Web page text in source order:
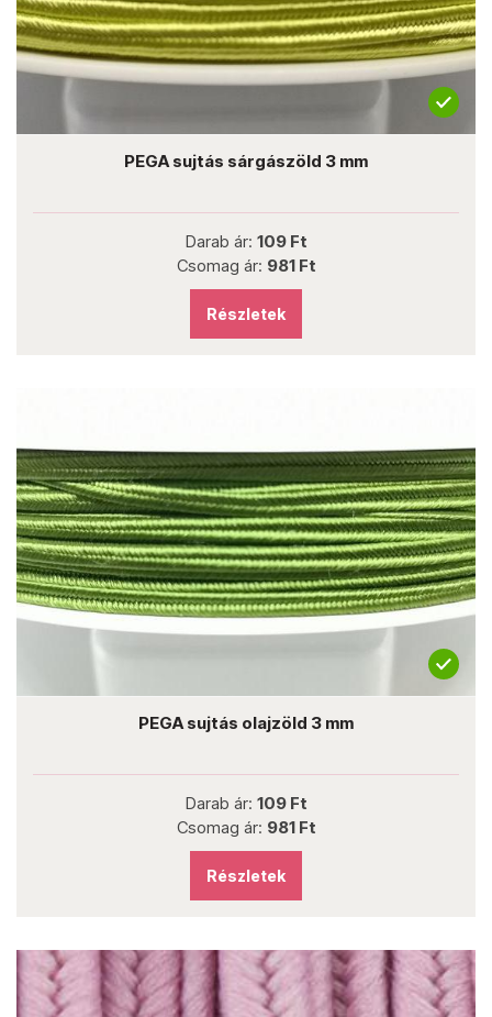
PEGA sujtás sárgászöld 3 mm
Darab ár: 109 Ft
Csomag ár: 981 Ft
Részletek
PEGA sujtás olajzöld 3 mm
Darab ár: 109 Ft
Csomag ár: 981 Ft
Részletek